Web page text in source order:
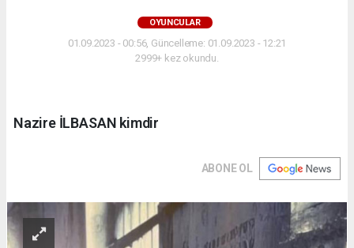
OYUNCULAR
01.09.2023 - 00:56, Güncelleme: 01.09.2023 - 12:21
2999+ kez okundu.
Nazire İLBASAN kimdir
ABONE OL